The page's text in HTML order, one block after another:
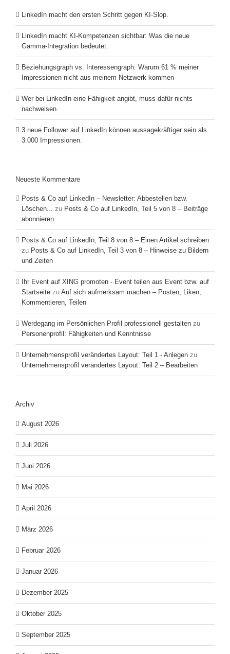
LinkedIn macht den ersten Schritt gegen KI-Slop.
LinkedIn macht KI-Kompetenzen sichtbar: Was die neue
Gamma-Integration bedeutet
Beziehungsgraph vs. Interessengraph: Warum 61 % meiner
Impressionen nicht aus meinem Netzwerk kommen
Wer bei LinkedIn eine Fähigkeit angibt, muss dafür nichts
nachweisen.
3 neue Follower auf LinkedIn können aussagekräftiger sein als
3.000 Impressionen.
Neueste Kommentare
Posts & Co auf LinkedIn – Newsletter: Abbestellen bzw.
Löschen... zu Posts & Co auf LinkedIn, Teil 5 von 8 – Beiträge
abonnieren
Posts & Co auf LinkedIn, Teil 8 von 8 – Einen Artikel schreiben
zu Posts & Co auf LinkedIn, Teil 3 von 8 – Hinweise zu Bildern
und Zeiten
Ihr Event auf XING promoten - Event teilen aus Event bzw. auf
Startseite zu Auf sich aufmerksam machen – Posten, Liken,
Kommentieren, Teilen
Werdegang im Persönlichen Profil professionell gestalten zu
Personenprofil: Fähigkeiten und Kenntnisse
Unternehmensprofil verändertes Layout: Teil 1 - Anlegen zu
Unternehmensprofil verändertes Layout: Teil 2 – Bearbeiten
Archiv
August 2026
Juli 2026
Juni 2026
Mai 2026
April 2026
März 2026
Februar 2026
Januar 2026
Dezember 2025
Oktober 2025
September 2025